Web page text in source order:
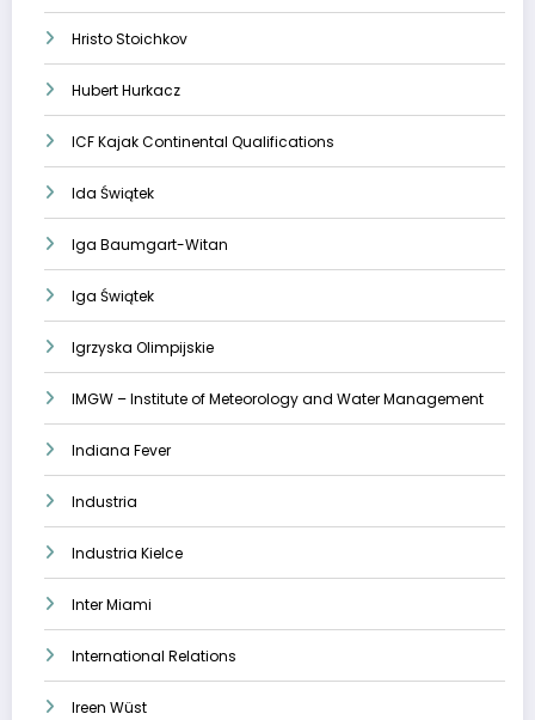
Hristo Stoichkov
Hubert Hurkacz
ICF Kajak Continental Qualifications
Ida Świątek
Iga Baumgart-Witan
Iga Świątek
Igrzyska Olimpijskie
IMGW – Institute of Meteorology and Water Management
Indiana Fever
Industria
Industria Kielce
Inter Miami
International Relations
Ireen Wüst